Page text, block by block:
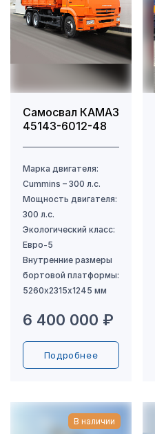
Самосвал КАМАЗ
45143-6012-48
6 400 000 ₽
Подробнее
В наличии